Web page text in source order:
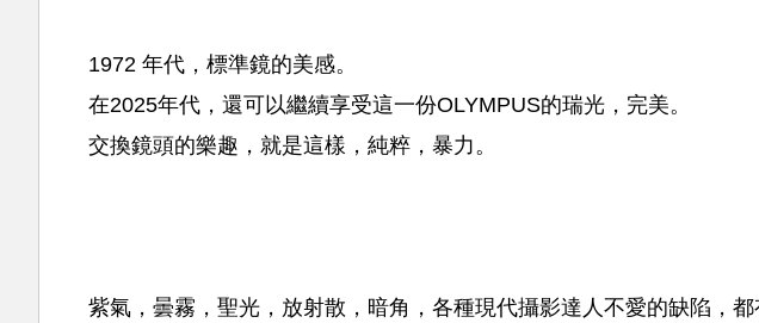
1972 年代，標準鏡的美感。
在2025年代，還可以繼續享受這一份OLYMPUS的瑞光，完美。
交換鏡頭的樂趣，就是這樣，純粹，暴力。
紫氣，曇霧，聖光，放射散，暗角，各種現代攝影達人不愛的缺陷，都